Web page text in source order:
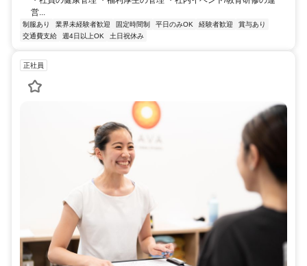
営...
制服あり 業界未経験者歓迎 固定時間制 平日のみOK 経験者歓迎
賞与あり
交通費支給
週4日以上OK 土日祝休み
正社員